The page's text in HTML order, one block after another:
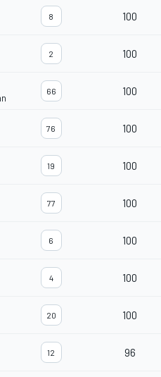
8 100
2 100
66 100
76 100
19 100
77 100
6 100
4 100
20 100
12 96